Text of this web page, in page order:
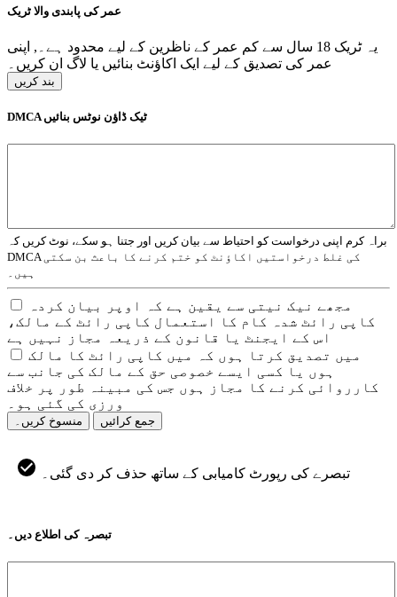
عمر کی پابندی والا ٹریک
یہ ٹریک 18 سال سے کم عمر کے ناظرین کے لیے محدود ہے۔, اپنی
عمر کی تصدیق کے لیے ایک اکاؤنٹ بنائیں یا لاگ ان کریں۔
بند کریں
DMCA ٹیک ڈاؤن نوٹس بنائیں
براہ کرم اپنی درخواست کو احتیاط سے بیان کریں اور جتنا ہو سکے، نوٹ کریں کہ
DMCA کی غلط درخواستیں اکاؤنٹ کو ختم کرنے کا باعث بن سکتی
ہیں۔
مجھے نیک نیتی سے یقین ہے کہ اوپر بیان کردہ
کاپی رائٹ شدہ کام کا استعمال کاپی رائٹ کے مالک،
اس کے ایجنٹ یا قانون کے ذریعہ مجاز نہیں ہے
میں تصدیق کرتا ہوں کہ میں کاپی رائٹ کا مالک
ہوں یا کسی ایسے خصوصی حق کے مالک کی جانب سے
کارروائی کرنے کا مجاز ہوں جس کی مبینہ طور پر خلاف
ورزی کی گئی ہو۔
منسوخ کریں۔ جمع کرائیں
تبصرے کی رپورٹ کامیابی کے ساتھ حذف کر دی گئی۔
تبصرہ کی اطلاع دیں۔